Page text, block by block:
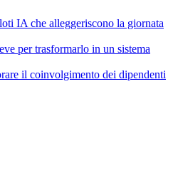
IA che alleggeriscono la giornata
per trasformarlo in un sistema
il coinvolgimento dei dipendenti